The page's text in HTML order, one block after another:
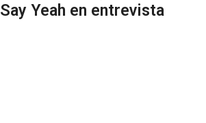
Say Yeah en entrevista